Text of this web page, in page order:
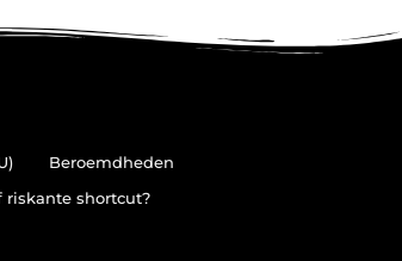
Beroemdheden
riskante shortcut?